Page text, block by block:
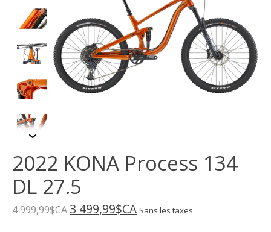
2022 KONA Process 134
DL 27.5
4 999,99$CA 3 499,99$CA Sans les taxes